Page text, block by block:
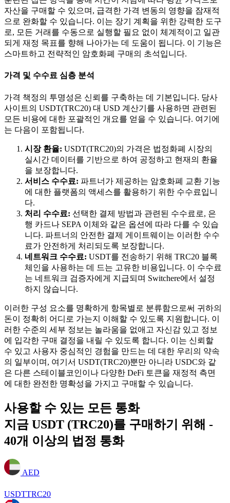
자산을 구매할 수 있으며, 급격한 가격 변동의 영향을 잠재적
으로 완화할 수 있습니다. 이는 장기 계획을 위한 강력한 도구
로, 모든 거래를 수동으로 실행할 필요 없이 체계적이고 일관
되게 재정 목표를 향해 나아가는 데 도움이 됩니다. 이 기능은
스마트하고 전략적인 암호화폐 구매의 초석입니다.
가격 및 수수료 심층 분석
가격 책정의 투명성은 신뢰를 구축하는 데 기본입니다. 당사
사이트의 USDT(TRC20) 대 USD 계산기를 사용하면 관련된
모든 비용에 대한 포괄적인 개요를 얻을 수 있습니다. 여기에
는 다음이 포함됩니다.
시장 환율: USDT(TRC20)의 가격은 법정화폐 시장의
실시간 데이터를 기반으로 하여 공정하고 현재의 환율
을 보장합니다.
서비스 수수료: 파트너가 제공하는 암호화폐 교환 기능
에 대한 플랫폼의 액세스를 활용하기 위한 수수료입니
다.
처리 수수료: 선택한 결제 방법과 관련된 수수료로, 은
행 카드나 SEPA 이체와 같은 옵션에 따라 다를 수 있습
니다. 파트너의 안전한 결제 게이트웨이는 이러한 수수
료가 안전하게 처리되도록 보장합니다.
네트워크 수수료: USDT를 전송하기 위해 TRC20 블록
체인을 사용하는 데 드는 고유한 비용입니다. 이 수수료
는 네트워크 검증자에게 지급되며 Switchere에서 설정
하지 않습니다.
이러한 구성 요소를 명확하게 항목별로 분류함으로써 귀하의
돈이 정확히 어디로 가는지 이해할 수 있도록 지원합니다. 이
러한 수준의 세부 정보는 놀라움을 없애고 자신감 있고 정보
에 입각한 구매 결정을 내릴 수 있도록 합니다. 이는 신뢰할
수 있고 사용자 중심적인 경험을 만드는 데 대한 우리의 약속
의 일부이며, 여기서 USDT(TRC20)뿐만 아니라 USDC와 같
은 다른 스테이블코인이나 다양한 DeFi 토큰을 재정적 측면
에 대한 완전한 명확성을 가지고 구매할 수 있습니다.
사용할 수 있는 모든 통화
지금 USDT (TRC20)를 구매하기 위해 -
40개 이상의 법정 통화
AED
USDTTRC20